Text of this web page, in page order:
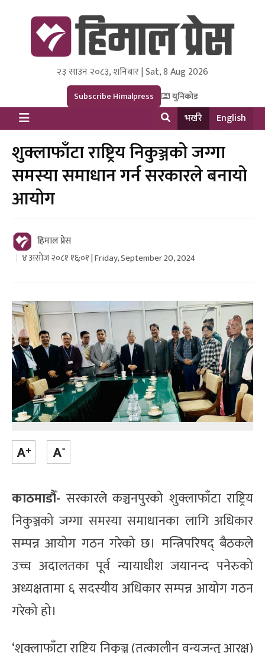
Himal Press
Dot NewsyNepal Media and Research Pvt Ltd.
२३ साउन २०८३, शनिबार | Sat, 8 Aug 2026
Subscribe Himalpress युनिकोड
भर्खरै English
शुक्लाफाँटा राष्ट्रिय निकुञ्जको जग्गा
समस्या समाधान गर्न सरकारले बनायो
आयोग
हिमाल प्रेस
४ असोज २०८१ १६:०१ | Friday, September 20, 2024
काठमाडौँ- सरकारले कञ्चनपुरको शुक्लाफाँटा राष्ट्रिय
निकुञ्जको जग्गा समस्या समाधानका लागि अधिकार
सम्पन्न आयोग गठन गरेको छ। मन्त्रिपरिषद् बैठकले
उच्च अदालतका पूर्व न्यायाधीश जयानन्द पनेरुको
अध्यक्षतामा ६ सदस्यीय अधिकार सम्पन्न आयोग गठन
गरेको हो।
‘शुक्लाफाँटा राष्ट्रिय निकुञ्ज (तत्कालीन वन्यजन्तु आरक्ष)